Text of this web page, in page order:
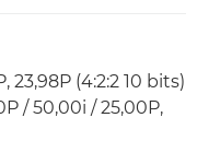
23,98P (4:2:2 10 bits)
/ 50,00i / 25,00P,